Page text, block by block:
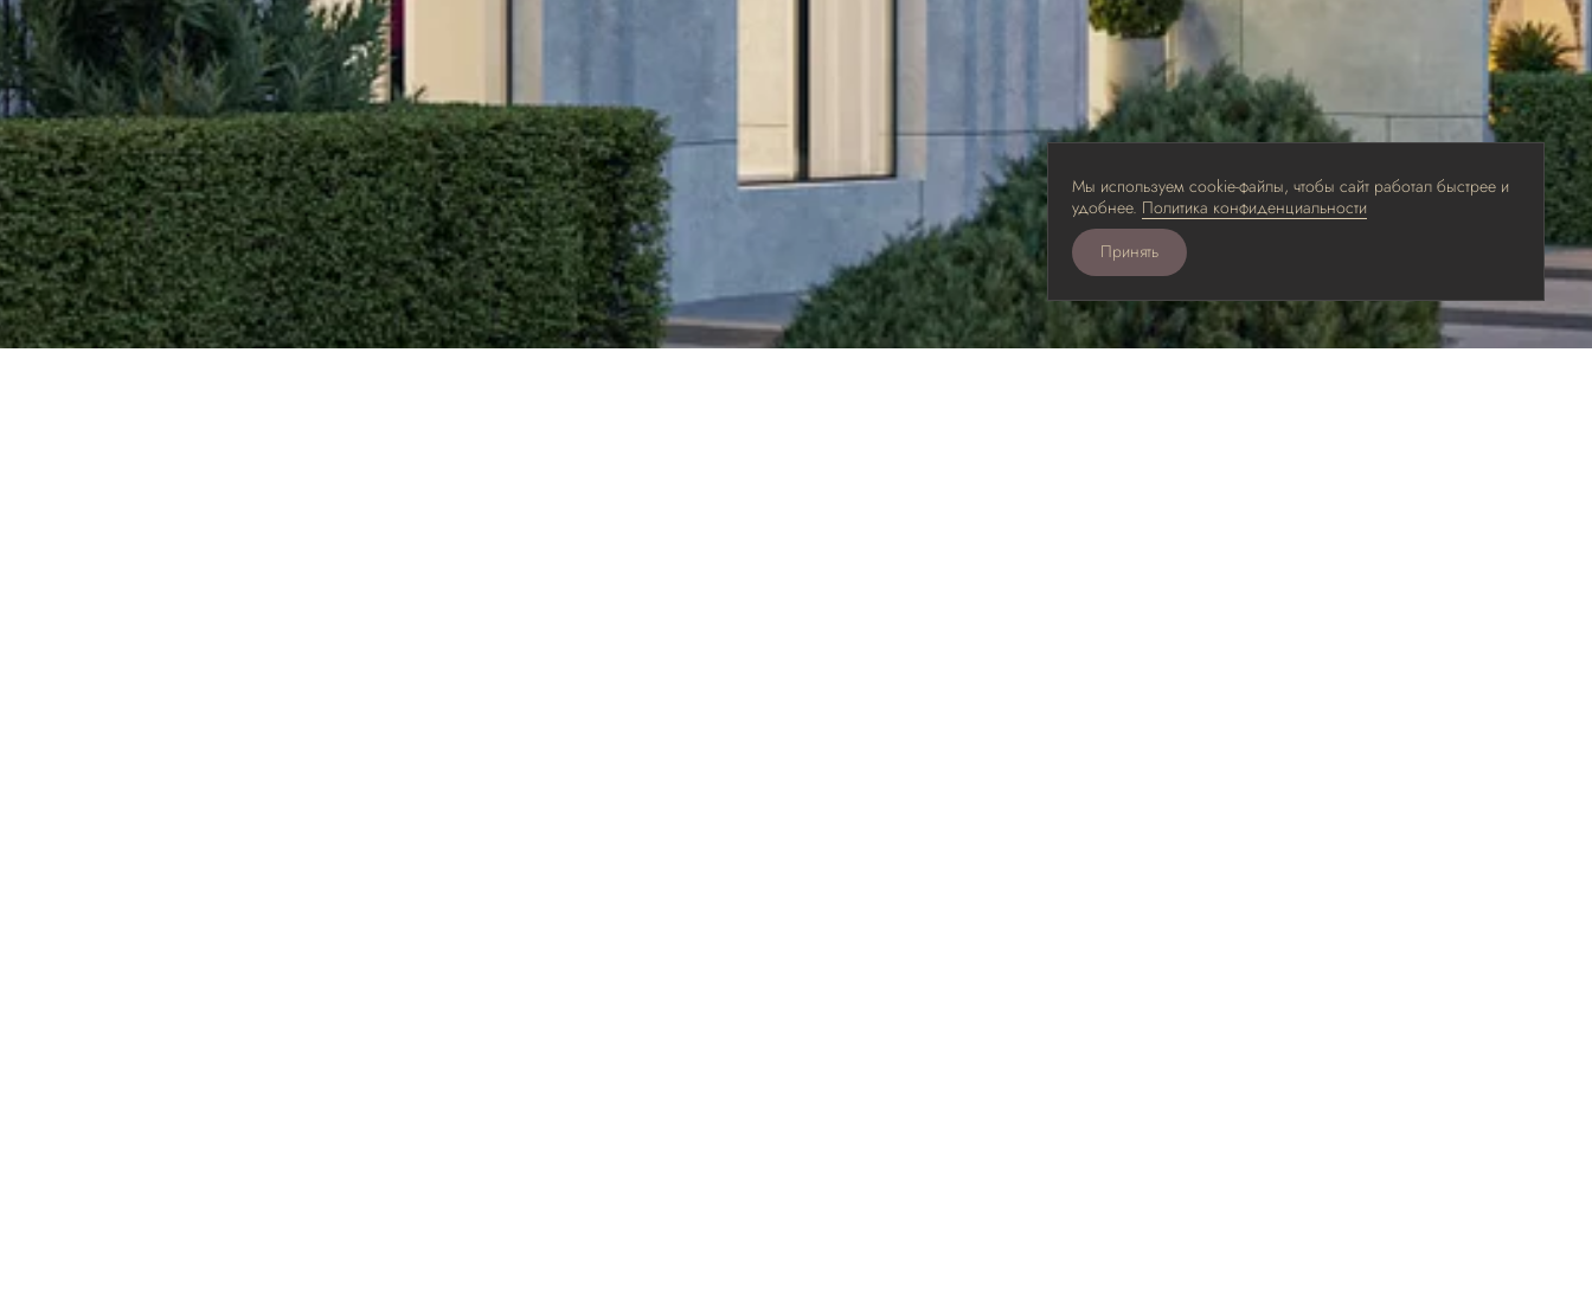
Мы используем cookie-файлы, чтобы сайт работал быстрее и
удобнее. Политика конфиденциальности
Принять